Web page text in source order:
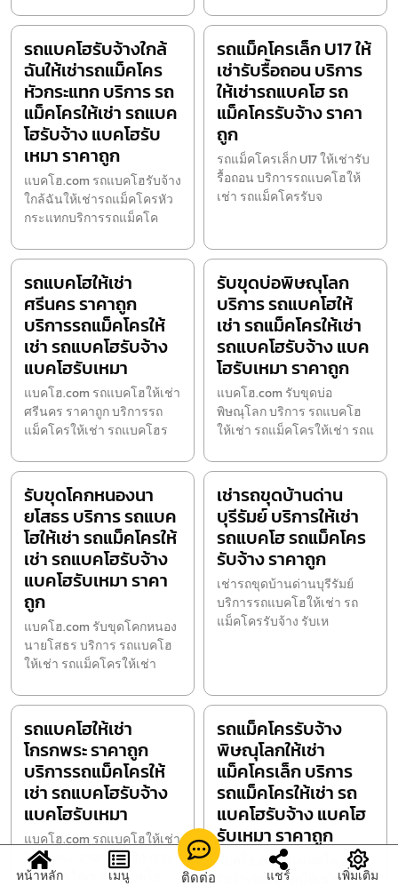
รถแบคโฮรับจ้างใกล้
ฉันให้เช่ารถแม็คโคร
หัวกระแทก บริการ รถ
แม็คโครให้เช่า รถแบค
โฮรับจ้าง แบคโฮรับ
เหมา ราคาถูก
แบคโฮ.com รถแบคโฮรับจ้าง
ใกล้ฉันให้เช่ารถแม็คโครหัว
กระแทกบริการรถแม็คโค
รถแม็คโครเล็ก U17 ให้
เช่ารับรื้อถอน บริการ
ให้เช่ารถแบคโฮ รถ
แม็คโครรับจ้าง ราคา
ถูก
รถแม็คโครเล็ก U17 ให้เช่ารับ
รื้อถอน บริการรถแบคโฮให้
เช่า รถแม็คโครรับจ
รถแบคโฮให้เช่า
ศรีนคร ราคาถูก
บริการรถแม็คโครให้
เช่า รถแบคโฮรับจ้าง
แบคโฮรับเหมา
แบคโฮ.com รถแบคโฮให้เช่า
ศรีนคร ราคาถูก บริการรถ
แม็คโครให้เช่า รถแบคโฮร
รับขุดบ่อพิษณุโลก
บริการ รถแบคโฮให้
เช่า รถแม็คโครให้เช่า
รถแบคโฮรับจ้าง แบค
โฮรับเหมา ราคาถูก
แบคโฮ.com รับขุดบ่อ
พิษณุโลก บริการ รถแบคโฮ
ให้เช่า รถแม็คโครให้เช่า รถแ
รับขุดโคกหนองนา
ยโสธร บริการ รถแบค
โฮให้เช่า รถแม็คโครให้
เช่า รถแบคโฮรับจ้าง
แบคโฮรับเหมา ราคา
ถูก
แบคโฮ.com รับขุดโคกหนอง
นายโสธร บริการ รถแบคโฮ
ให้เช่า รถแม็คโครให้เช่า
เช่ารถขุดบ้านด่าน
บุรีรัมย์ บริการให้เช่า
รถแบคโฮ รถแม็คโคร
รับจ้าง ราคาถูก
เช่ารถขุดบ้านด่านบุรีรัมย์
บริการรถแบคโฮให้เช่า รถ
แม็คโครรับจ้าง รับเห
รถแบคโฮให้เช่า
โกรกพระ ราคาถูก
บริการรถแม็คโครให้
เช่า รถแบคโฮรับจ้าง
แบคโฮรับเหมา
แบคโฮ.com รถแบคโฮให้เช่า
โกรกพระ ราคาถูก บริการรถ
แม็คโครให้เช่า รถแบคโฮ
รถแม็คโครรับจ้าง
พิษณุโลกให้เช่า
แม็คโครเล็ก บริการ
รถแม็คโครให้เช่า รถ
แบคโฮรับจ้าง แบคโฮ
รับเหมา ราคาถูก
แบคโฮ.com รถแม็คโคร
รับจ้างพิษณุโลกให้เช่า
หน้าหลัก เมนู ติดต่อ แชร์ เพิ่มเติม